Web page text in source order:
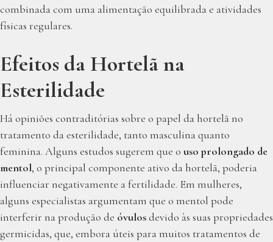
combinada com uma alimentação equilibrada e atividades
físicas regulares.
Efeitos da Hortelã na
Esterilidade
Há opiniões contraditórias sobre o papel da hortelã no
tratamento da esterilidade, tanto masculina quanto
feminina. Alguns estudos sugerem que o uso prolongado de
mentol, o principal componente ativo da hortelã, poderia
influenciar negativamente a fertilidade. Em mulheres,
alguns especialistas argumentam que o mentol pode
interferir na produção de óvulosdevido às suas propriedades
germicidas, que, embora úteis para muitos tratamentos de